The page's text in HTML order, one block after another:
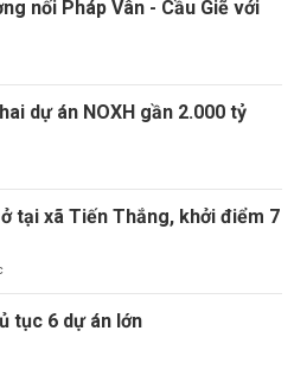
nối Pháp Vân - Cầu Giẽ với
dự án NOXH gần 2.000 tỷ
tại xã Tiến Thắng, khởi điểm 7
tục 6 dự án lớn